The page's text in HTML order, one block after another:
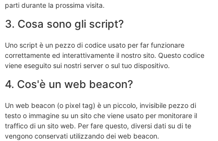
parti durante la prossima visita.
3. Cosa sono gli script?
Uno script è un pezzo di codice usato per far funzionare
correttamente ed interattivamente il nostro sito. Questo codice
viene eseguito sui nostri server o sul tuo dispositivo.
4. Cos'è un web beacon?
Un web beacon (o pixel tag) è un piccolo, invisibile pezzo di
testo o immagine su un sito che viene usato per monitorare il
traffico di un sito web. Per fare questo, diversi dati su di te
vengono conservati utilizzando dei web beacon.